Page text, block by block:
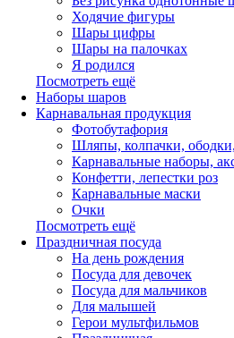
Ходячие фигуры
Шары цифры
Шары на палочках
Я родился
Посмотреть ещё
Наборы шаров
Карнавальная продукция
Фотобутафория
Шляпы, колпачки,
Карнавальные наборы,
Конфетти, лепестки роз
Карнавальные маски
Очки
Посмотреть ещё
Праздничная посуда
На день рождения
Посуда для девочек
Посуда для мальчиков
Для малышей
Герои мультфильмов